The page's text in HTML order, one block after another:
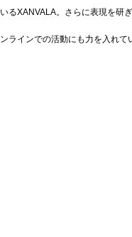
るXANVALA。さらに表現を研
ラインでの活動にも力を入れ